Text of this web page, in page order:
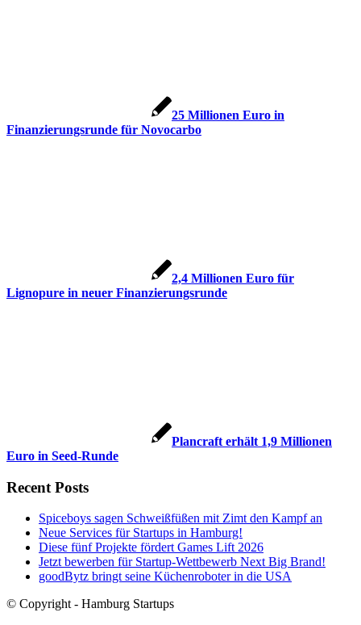
25 Millionen Euro in
Finanzierungsrunde für Novocarbo
2,4 Millionen Euro für
Lignopure in neuer Finanzierungsrunde
Plancraft erhält 1,9 Millionen
Euro in Seed-Runde
Recent Posts
Spiceboys sagen Schweißfüßen mit Zimt den Kampf an
Neue Services für Startups in Hamburg!
Diese fünf Projekte fördert Games Lift 2026
Jetzt bewerben für Startup-Wettbewerb Next Big Brand!
goodBytz bringt seine Küchenroboter in die USA
© Copyright - Hamburg Startups